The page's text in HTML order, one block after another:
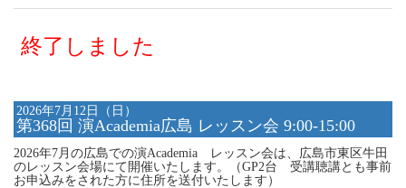
終了しました
2026年7月12日（日）
第368回 演Academia広島 レッスン会 9:00-15:00
2026年7月の広島での演Academia レッスン会は、広島市東区牛田
のレッスン会場にて開催いたします。（GP2台 受講聴講とも事前
お申込みをされた方に住所を送付いたします）